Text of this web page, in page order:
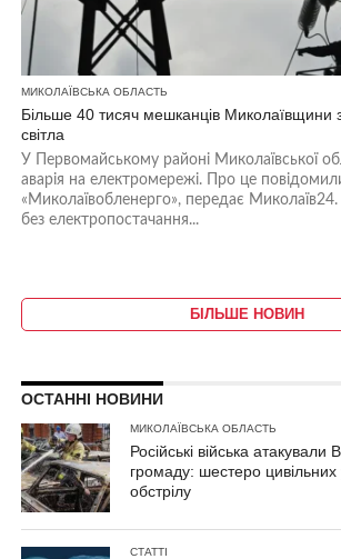
МИКОЛАЇВСЬКА ОБЛАСТЬ
Більше 40 тисяч мешканців Миколаївщини
світла
У Первомайському районі Миколаївської
аварія на електромережі. Про це
«Миколаївобленерго», передає
без електропостачання...
БІЛЬШЕ НОВИН
ОСТАННІ НОВИНИ
МИКОЛАЇВСЬКА ОБЛАСТЬ
Російські війська атакували
громаду: шестеро цивільних
обстрілу
СТАТТІ